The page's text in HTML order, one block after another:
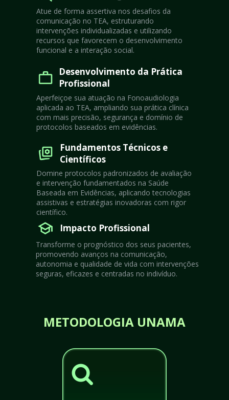
Desenvolvimento da Prática
Profissional
Fundamentos Técnicos e
Científicos
Impacto Profissional
Aperfeiçoe sua atuação na Fonoaudiologia
aplicada ao TEA, ampliando sua prática clínica
com mais precisão, segurança e domínio de
protocolos baseados em evidências.
Domine protocolos padronizados de avaliação
e intervenção fundamentados na Saúde
Baseada em Evidências, aplicando tecnologias
assistivas e estratégias inovadoras com rigor
científico.
Transforme o prognóstico dos seus pacientes,
promovendo avanços na comunicação,
autonomia e qualidade de vida com intervenções
seguras, eficazes e centradas no indivíduo.
Atue de forma assertiva nos desafios da
comunicação no TEA, estruturando
intervenções individualizadas e utilizando
recursos que favorecem o desenvolvimento
funcional e a interação social.
METODOLOGIA UNAMA